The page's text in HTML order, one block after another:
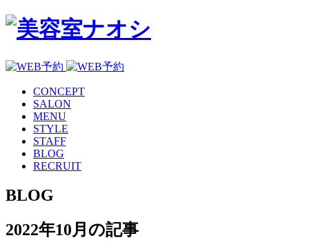
CONCEPT
SALON
MENU
STYLE
STAFF
BLOG
RECRUIT
BLOG
2022年10月の記事